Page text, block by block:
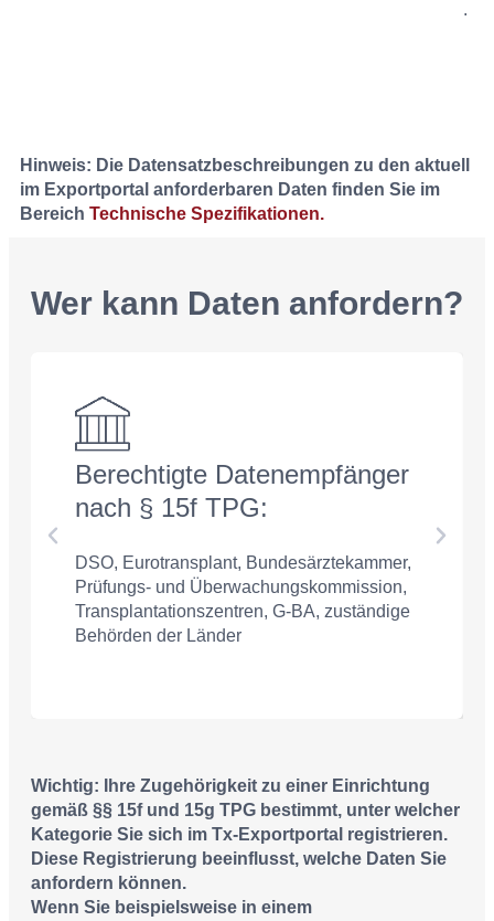
.
Hinweis: Die Datensatzbeschreibungen zu den aktuell
im Exportportal anforderbaren Daten finden Sie im
Bereich Technische Spezifikationen.
Wer kann Daten anfordern?
Berechtigte Datenempfänger
nach § 15f TPG:
DSO, Eurotransplant, Bundesärztekammer,
Prüfungs- und Überwachungskommission,
Transplantationszentren, G-BA, zuständige
Behörden der Länder
Wichtig: Ihre Zugehörigkeit zu einer Einrichtung
gemäß §§ 15f und 15g TPG bestimmt, unter welcher
Kategorie Sie sich im Tx-Exportportal registrieren.
Diese Registrierung beeinflusst, welche Daten Sie
anfordern können.
Wenn Sie beispielsweise in einem